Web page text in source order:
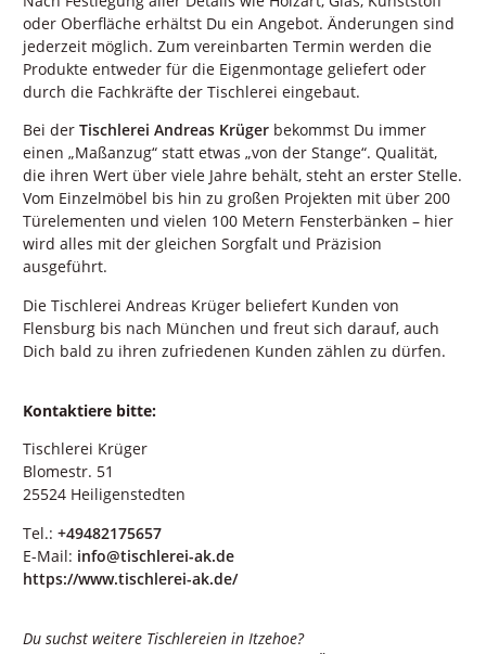
oder Oberfläche erhältst Du ein Angebot. Änderungen sind
jederzeit möglich. Zum vereinbarten Termin werden die
Produkte entweder für die Eigenmontage geliefert oder
durch die Fachkräfte der Tischlerei eingebaut.
Bei der Tischlerei Andreas Krüger bekommst Du immer
einen „Maßanzug“ statt etwas „von der Stange“. Qualität,
die ihren Wert über viele Jahre behält, steht an erster Stelle.
Vom Einzelmöbel bis hin zu großen Projekten mit über 200
Türelementen und vielen 100 Metern Fensterbänken – hier
wird alles mit der gleichen Sorgfalt und Präzision
ausgeführt.
Die Tischlerei Andreas Krüger beliefert Kunden von
Flensburg bis nach München und freut sich darauf, auch
Dich bald zu ihren zufriedenen Kunden zählen zu dürfen.
Kontaktiere bitte:
Tischlerei Krüger
Blomestr. 51
25524 Heiligenstedten
Tel.: +49482175657
E-Mail: info@tischlerei-ak.de
https://www.tischlerei-ak.de/
Du suchst weitere Tischlereien in Itzehoe?